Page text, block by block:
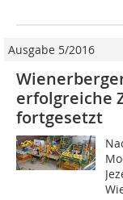
Ausgabe 5/2016
erfolgreiche
fortgesetzt